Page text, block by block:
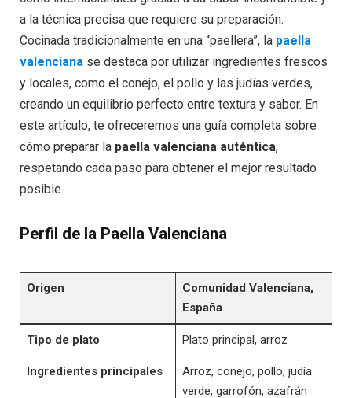
a la técnica precisa que requiere su preparación.
Cocinada tradicionalmente en una “paellera”, la paella
valenciana se destaca por utilizar ingredientes frescos
y locales, como el conejo, el pollo y las judías verdes,
creando un equilibrio perfecto entre textura y sabor. En
este artículo, te ofreceremos una guía completa sobre
cómo preparar la paella valenciana auténtica,
respetando cada paso para obtener el mejor resultado
posible.
Perfil de la Paella Valenciana
Origen
Comunidad Valenciana,
España
Tipo de plato Plato principal, arroz
Ingredientes principales
Arroz, conejo, pollo, judía
verde, garrofón, azafrán